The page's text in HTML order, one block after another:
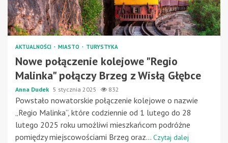
AKTUALNOŚCI MIASTO TURYSTYKA
Nowe połączenie kolejowe "Regio
Malinka" połączy Brzeg z Wisłą Głębce
Anna Dudek 5 stycznia 2025 832
Powstało nowatorskie połączenie kolejowe o nazwie
„Regio Malinka”, które codziennie od 1 lutego do 28
lutego 2025 roku umożliwi mieszkańcom podróżne
pomiędzy miejscowościami Brzeg oraz... Czytaj dalej